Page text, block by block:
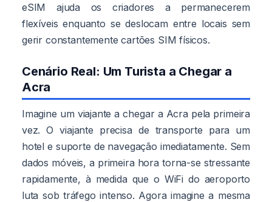
eSIM ajuda os criadores a permanecerem
flexíveis enquanto se deslocam entre locais sem
gerir constantemente cartões SIM físicos.
Cenário Real: Um Turista a Chegar a
Acra
Imagine um viajante a chegar a Acra pela primeira
vez. O viajante precisa de transporte para um
hotel e suporte de navegação imediatamente. Sem
dados móveis, a primeira hora torna-se stressante
rapidamente, à medida que o WiFi do aeroporto
luta sob tráfego intenso. Agora imagine a mesma